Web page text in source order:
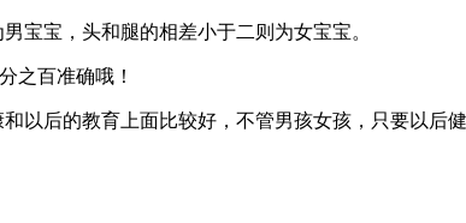
宝宝，头和腿的相差小于二则为女宝宝。
之百准确哦！
以后的教育上面比较好，不管男孩女孩，只要以后健